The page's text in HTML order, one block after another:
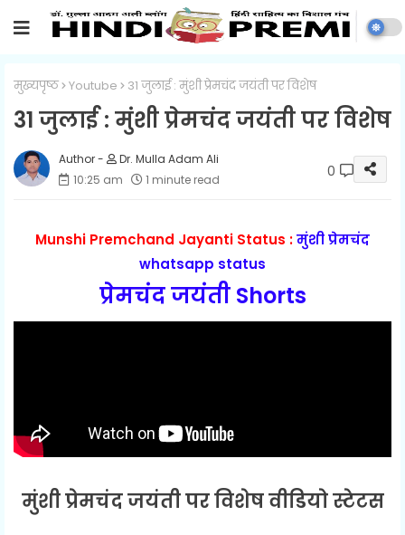
मुख्यपृष्ठ Youtube 31 जुलाई : मुंशी प्रेमचंद जयंती पर विशेष
31 जुलाई : मुंशी प्रेमचंद जयंती पर विशेष
Dr. Mulla Adam Ali
10:25 am
1 minute read 0
Munshi Premchand Jayanti Status :मुंशी प्रेमचंद
whatsapp status
प्रेमचंद जयंती Shorts
मुंशी प्रेमचंद जयंती पर विशेष वीडियो स्टेटस